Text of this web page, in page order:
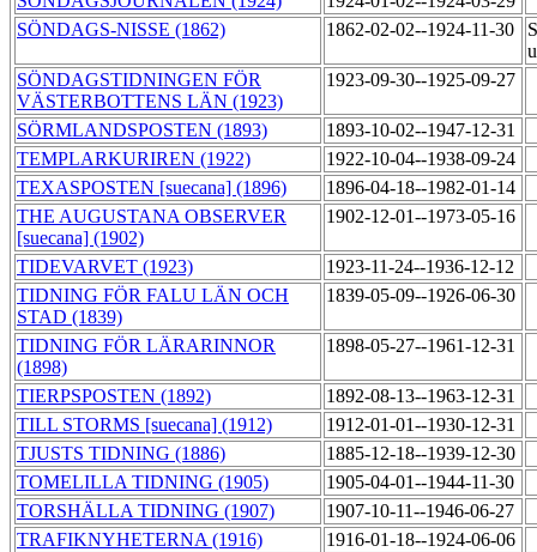
SÖNDAGS-NISSE (1862)
1862-02-02--1924-11-30
SÖNDAGSTIDNINGEN FÖR
VÄSTERBOTTENS LÄN (1923)
1923-09-30--1925-09-27
SÖRMLANDSPOSTEN (1893)
1893-10-02--1947-12-31
TEMPLARKURIREN (1922)
1922-10-04--1938-09-24
TEXASPOSTEN [suecana] (1896)
1896-04-18--1982-01-14
THE AUGUSTANA OBSERVER
[suecana] (1902)
1902-12-01--1973-05-16
TIDEVARVET (1923)
1923-11-24--1936-12-12
TIDNING FÖR FALU LÄN OCH
STAD (1839)
1839-05-09--1926-06-30
TIDNING FÖR LÄRARINNOR
(1898)
1898-05-27--1961-12-31
TIERPSPOSTEN (1892)
1892-08-13--1963-12-31
TILL STORMS [suecana] (1912)
1912-01-01--1930-12-31
TJUSTS TIDNING (1886)
1885-12-18--1939-12-30
TOMELILLA TIDNING (1905)
1905-04-01--1944-11-30
TORSHÄLLA TIDNING (1907)
1907-10-11--1946-06-27
TRAFIKNYHETERNA (1916)
1916-01-18--1924-06-06